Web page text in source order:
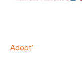
Adopt’